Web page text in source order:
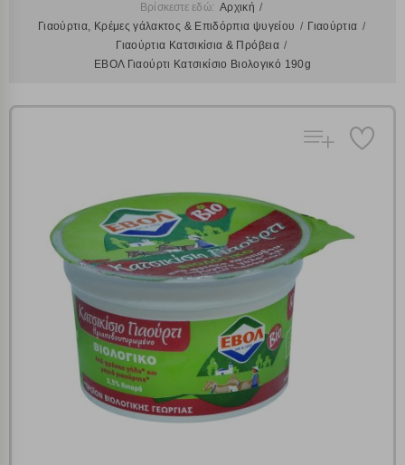
Βρίσκεστε εδώ: Αρχική
Γιαούρτια, Κρέμες γάλακτος & Επιδόρπια ψυγείου
Γιαούρτια
Γιαούρτια Κατσικίσια & Πρόβεια
ΕΒΟΛ Γιαούρτι Κατσικίσιο Βιολογικό 190g